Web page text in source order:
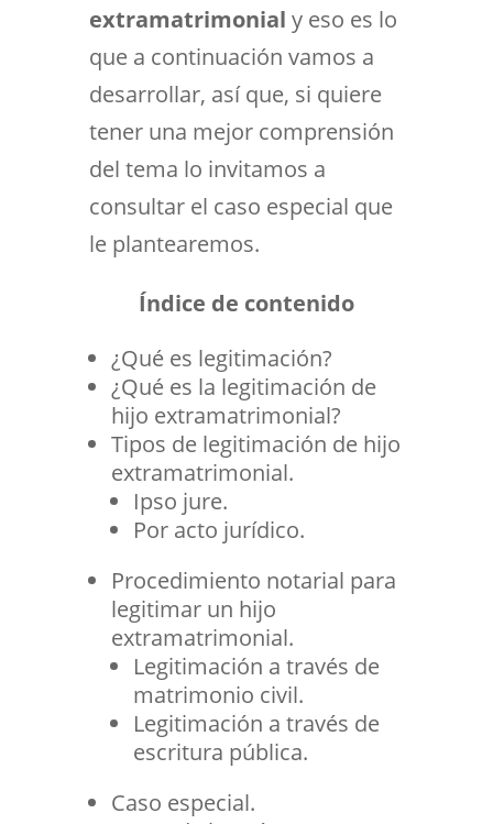
extramatrimonial y eso es lo
que a continuación vamos a
desarrollar, así que, si quiere
tener una mejor comprensión
del tema lo invitamos a
consultar el caso especial que
le plantearemos.
Índice de contenido
¿Qué es legitimación?
¿Qué es la legitimación de
hijo extramatrimonial?
Tipos de legitimación de hijo
extramatrimonial.
Ipso jure.
Por acto jurídico.
Procedimiento notarial para
legitimar un hijo
extramatrimonial.
Legitimación a través de
matrimonio civil.
Legitimación a través de
escritura pública.
Caso especial.